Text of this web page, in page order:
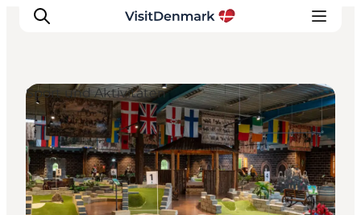
Inspiration
Regionen
Erlebnisse
Unterkünfte
Sport und Aktivitäten